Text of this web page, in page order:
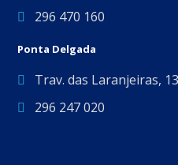
296 470 160
Ponta Delgada
Trav. das Laranjeiras,
296 247 020